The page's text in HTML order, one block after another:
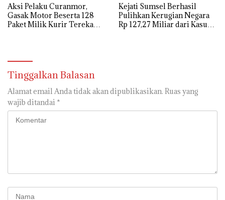
Aksi Pelaku Curanmor,
Gasak Motor Beserta 128
Paket Milik Kurir Terekam
Kejati Sumsel Berhasil
Pulihkan Kerugian Negara
Rp 127,27 Miliar dari Kasus
Tinggalkan Balasan
Alamat email Anda tidak akan dipublikasikan. Ruas yang
wajib ditandai *